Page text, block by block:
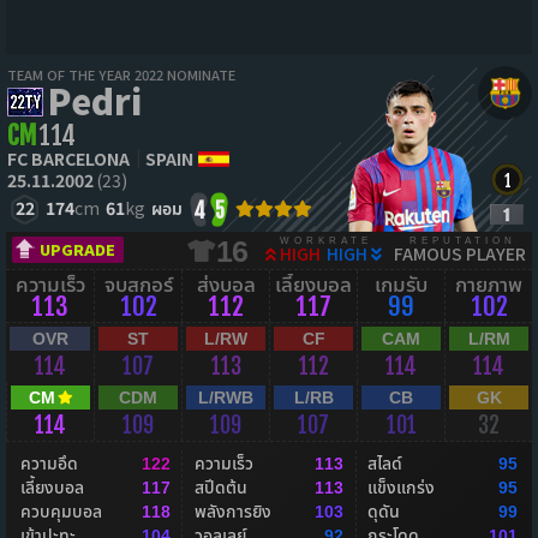
TEAM OF THE YEAR 2022 NOMINATE
Pedri
CM 114
FC BARCELONA
SPAIN
25.11.2002(23)
22 174cm 61kg ผอม 4 5
UPGRADE 16 WORKRATE
HIGH HIGH
REPUTATION
FAMOUS PLAYER
ความเร็ว
113
จบสกอร์
102
ส่งบอล
112
เลี้ยงบอล
117
เกมรับ
99
กายภาพ
102
OVR
114
ST
107
L/RW
113
CF
112
CAM
114
L/RM
114
CM
114
CDM
109
L/RWB
109
L/RB
107
CB
101
GK
32
ความอึด 122
เลี้ยงบอล 117
ควบคุมบอล 118
ความเร็ว 113
สปีดต้น 113
พลังการยิง 103
สไลด์ 95
แข็งแกร่ง 95
ดุดัน 99